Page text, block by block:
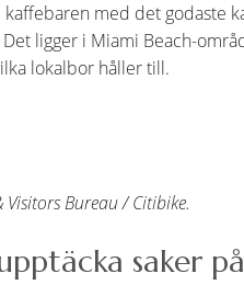
kaffebaren med det godaste
ligger i Miami Beach-
lokalbor håller till.
Bureau / Citibike.
saker